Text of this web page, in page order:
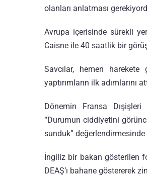
olanları anlatması
Avrupa içerisinde sürekli
Caisne ile 40 saatlik bir
Savcılar, hemen
yaptırımların ilk adımlarını
Dönemin Fransa Dışişleri
“Durumun ciddiyetini
sunduk”
İngiliz bir bakan gösterilen
DEAŞ’ı bahane göstererek